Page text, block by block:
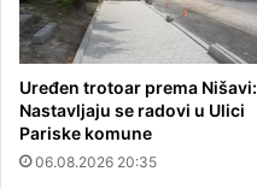
Uređen trotoar prema Nišavi:
Nastavljaju se radovi u Ulici
Pariske komune
06.08.2026 20:35